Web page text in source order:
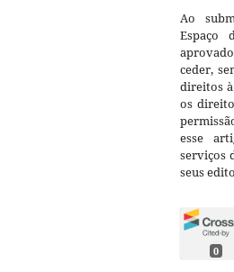
Ao
Espaço
ceder,
direitos
os
esse
serviços
seus
0